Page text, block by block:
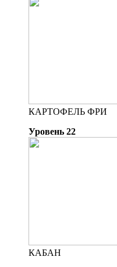
КАРТОФЕЛЬ ФРИ
Уровень 22
КАБАН